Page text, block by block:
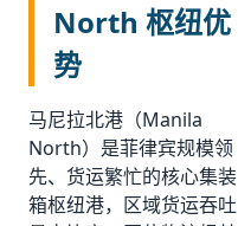
North 枢纽优
势
马尼拉北港（Manila
North）是菲律宾规模领
先、货运繁忙的核心集装
箱枢纽港，区域货运吞吐